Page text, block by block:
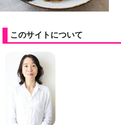
このサイトについて